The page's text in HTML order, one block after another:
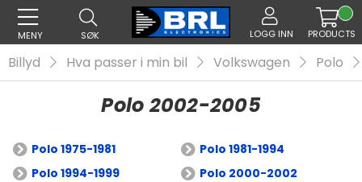
MENY SØK LOGG INN PRODUCTS
Billyd Hva passer i min bil Volkswagen Polo
Polo 2002-2005
Polo 1975-1981
Polo 1981-1994
Polo 1994-1999
Polo 2000-2002